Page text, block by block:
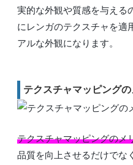
実的な外観や質感を与える
にレンガのテクスチャを適
アルな外観になります。
テクスチャマッピングの
テクスチャマッピングのメ
品質を向上させるだけでな